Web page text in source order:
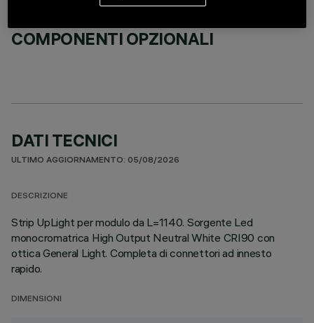
COMPONENTI OPZIONALI
DATI TECNICI
ULTIMO AGGIORNAMENTO: 05/08/2026
DESCRIZIONE
Strip UpLight per modulo da L=1140. Sorgente Led
monocromatrica High Output Neutral White CRI90 con
ottica General Light. Completa di connettori ad innesto
rapido.
DIMENSIONI